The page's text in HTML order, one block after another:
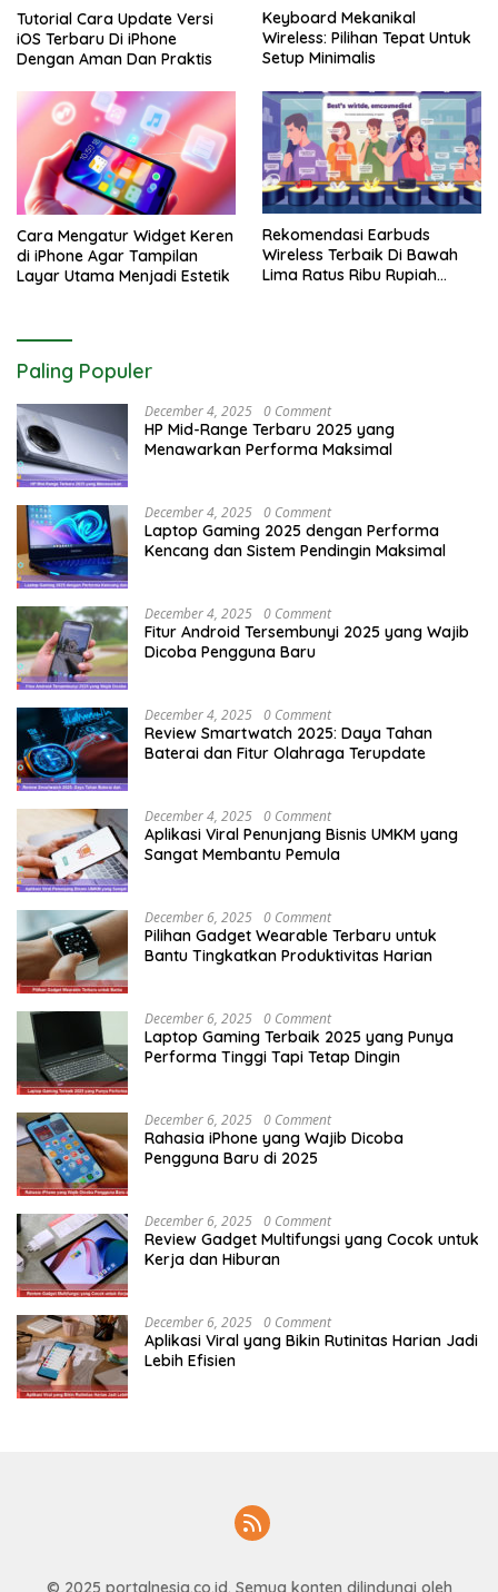
Tutorial Cara Update Versi
iOS Terbaru Di iPhone
Dengan Aman Dan Praktis
Keyboard Mekanikal
Wireless: Pilihan Tepat Untuk
Setup Minimalis
Cara Mengatur Widget Keren
di iPhone Agar Tampilan
Layar Utama Menjadi Estetik
Rekomendasi Earbuds
Wireless Terbaik Di Bawah
Lima Ratus Ribu Rupiah
Paling Populer
December 4, 2025 0 Comment
HP Mid-Range Terbaru 2025 yang
Menawarkan Performa Maksimal
December 4, 2025 0 Comment
Laptop Gaming 2025 dengan Performa
Kencang dan Sistem Pendingin Maksimal
December 4, 2025 0 Comment
Fitur Android Tersembunyi 2025 yang Wajib
Dicoba Pengguna Baru
December 4, 2025 0 Comment
Review Smartwatch 2025: Daya Tahan
Baterai dan Fitur Olahraga Terupdate
December 4, 2025 0 Comment
Aplikasi Viral Penunjang Bisnis UMKM yang
Sangat Membantu Pemula
December 6, 2025 0 Comment
Pilihan Gadget Wearable Terbaru untuk
Bantu Tingkatkan Produktivitas Harian
December 6, 2025 0 Comment
Laptop Gaming Terbaik 2025 yang Punya
Performa Tinggi Tapi Tetap Dingin
December 6, 2025 0 Comment
Rahasia iPhone yang Wajib Dicoba
Pengguna Baru di 2025
December 6, 2025 0 Comment
Review Gadget Multifungsi yang Cocok untuk
Kerja dan Hiburan
December 6, 2025 0 Comment
Aplikasi Viral yang Bikin Rutinitas Harian Jadi
Lebih Efisien
© 2025 portalnesia.co.id. Semua konten dilindungi oleh